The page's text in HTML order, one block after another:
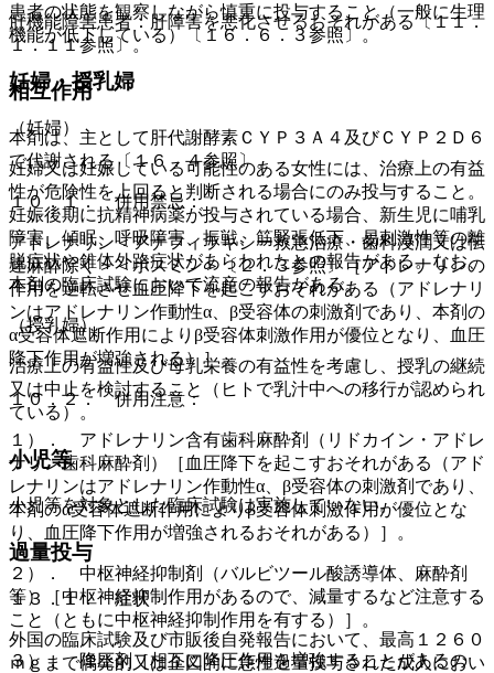
患者の状態を観察しながら慎重に投与すること（一般に生理
機能が低下している）〔１６．６．３参照〕。
妊婦・授乳婦
（妊婦）
妊婦又は妊娠している可能性のある女性には、治療上の有益
性が危険性を上回ると判断される場合にのみ投与すること。
妊娠後期に抗精神病薬が投与されている場合、新生児に哺乳
障害、傾眠、呼吸障害、振戦、筋緊張低下、易刺激性等の離
脱症状や錐体外路症状があらわれたとの報告がある。なお、
本剤の臨床試験において流産の報告がある。
（授乳婦）
治療上の有益性及び母乳栄養の有益性を考慮し、授乳の継続
又は中止を検討すること（ヒトで乳汁中への移行が認められ
ている）。
小児等
小児等を対象とした臨床試験は実施していない。
過量投与
１３．１． 症状
外国の臨床試験及び市販後自発報告において、最高１２６０
ｍｇまで偶発的又は企図的に急性過量投与された成人におい
肝機能障害患者：肝障害を悪化させるおそれがある〔１１．
１．１１参照〕。
相互作用
本剤は、主として肝代謝酵素ＣＹＰ３Ａ４及びＣＹＰ２Ｄ６
で代謝される〔１６．４参照〕。
１０．１． 併用禁忌：
アドレナリン＜アナフィラキシー救急治療・歯科浸潤又は伝
達麻酔除く＞＜ボスミン＞〔２．３参照〕［アドレナリンの
作用を逆転させ血圧降下を起こすおそれがある（アドレナリ
ンはアドレナリン作動性α、β受容体の刺激剤であり、本剤の
α受容体遮断作用によりβ受容体刺激作用が優位となり、血圧
降下作用が増強される）］。
１０．２． 併用注意：
１）． アドレナリン含有歯科麻酔剤（リドカイン・アドレ
ナリン歯科麻酔剤）［血圧降下を起こすおそれがある（アド
レナリンはアドレナリン作動性α、β受容体の刺激剤であり、
本剤のα受容体遮断作用によりβ受容体刺激作用が優位とな
り、血圧降下作用が増強されるおそれがある）］。
２）． 中枢神経抑制剤（バルビツール酸誘導体、麻酔剤
等）［中枢神経抑制作用があるので、減量するなど注意する
こと（ともに中枢神経抑制作用を有する）］。
３）． 降圧剤［相互に降圧作用を増強することがあるの